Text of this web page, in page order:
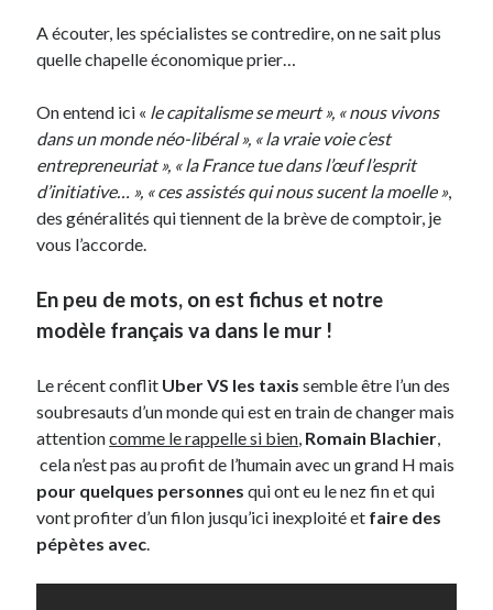
Entretien ménager dans
T’as vu quoi ? #52
dans
C’était pas mieux avant… à Lyon
littlecelt
dans
Comment j’ai opéré ma vélorution toute personnelle
Anthony
dansComment j’ai opéré ma vélorution toute personnelle
Renaud Ducher
dans
personnelle
On parle de quoi ?
Bon plan du dimanche
Lectures
A écouter, les spécialistes se contredire, on ne sait plus
quelle chapelle économique prier…
On entend ici « le capitalisme se meurt », « nous vivons
dans un monde néo-libéral », « la vraie voie c’est
entrepreneuriat », « la France tue dans l’œuf l’esprit
d’initiative… », « ces assistés qui nous sucent la moelle »,
des généralités qui tiennent de la brève de comptoir, je
vous l’accorde.
En peu de mots, on est fichus et notre
modèle français va dans le mur !
Le récent conflit Uber VS les taxis semble être l’un des
soubresauts d’un monde qui est en train de changer mais
attentioncomme le rappelle si bien, Romain Blachier,
cela n’est pas au profit de l’humain avec un grand H mais
pour quelques personnes qui ont eu le nez fin et qui
vont profiter d’un filon jusqu’ici inexploité et faire des
pépètes avec.